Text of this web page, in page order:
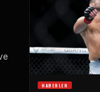
HABERLER